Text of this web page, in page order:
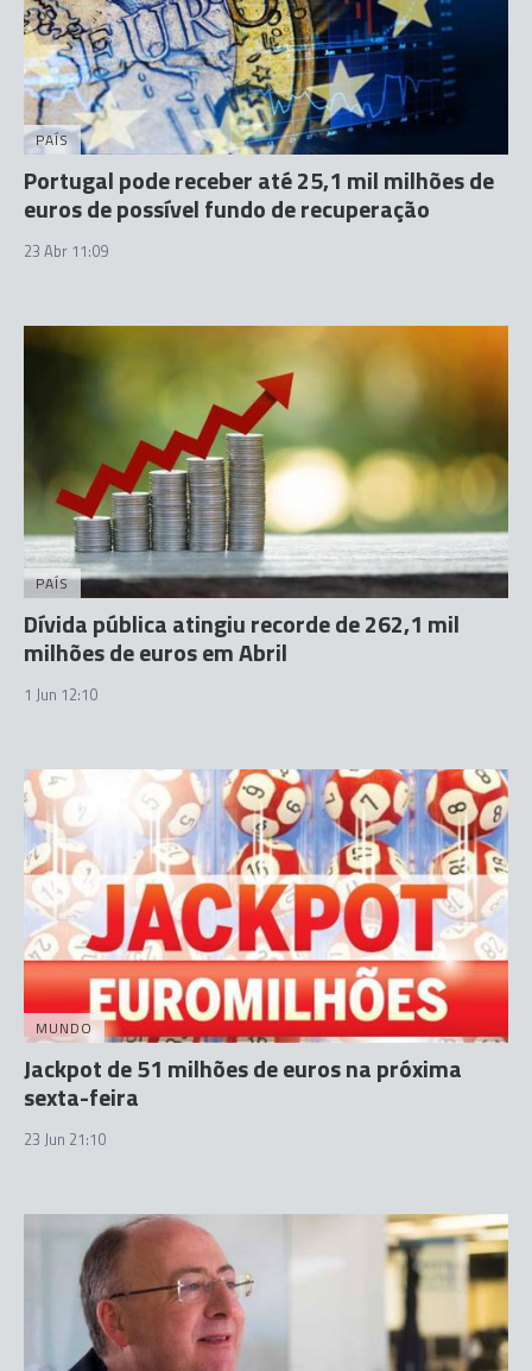
PAÍS
Portugal pode receber até 25,1 mil milhões de
euros de possível fundo de recuperação
23 Abr 11:09
PAÍS
Dívida pública atingiu recorde de 262,1 mil
milhões de euros em Abril
1 Jun 12:10
MUNDO
Jackpot de 51 milhões de euros na próxima
sexta-feira
23 Jun 21:10